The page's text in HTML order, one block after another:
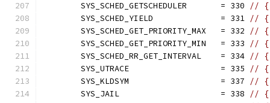
	SYS_SCHED_GETSCHEDULER       = 330
// {
	SYS_SCHED_YIELD              = 331
// {
	SYS_SCHED_GET_PRIORITY_MAX   = 332
// {
	SYS_SCHED_GET_PRIORITY_MIN   = 333
// {
	SYS_SCHED_RR_GET_INTERVAL    = 334
// {
	SYS_UTRACE                   = 335
// {
	SYS_KLDSYM                   = 337
// {
	SYS_JAIL                     = 338
// {